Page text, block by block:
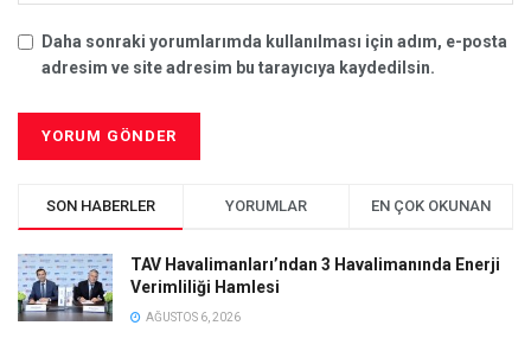
Daha sonraki yorumlarımda kullanılması için adım, e-posta
adresim ve site adresim bu tarayıcıya kaydedilsin.
SON HABERLER YORUMLAR EN ÇOK OKUNAN
TAV Havalimanları’ndan 3 Havalimanında Enerji
Verimliliği Hamlesi
AĞUSTOS 6, 2026